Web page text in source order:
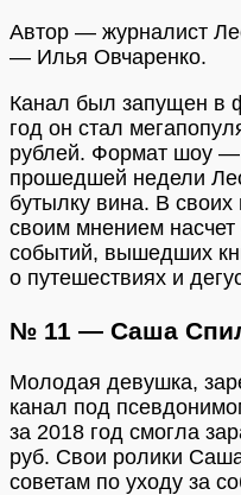
Автор — журналист
— Илья Овчаренко.
Канал был запущен в
год он стал
рублей. Формат шоу —
прошедшей недели
бутылку вина. В своих
своим мнением
событий, вышедших
о путешествиях и
№ 11 — Саша
Молодая девушка,
канал под
за 2018 год смогла
руб. Свои ролики
советам по уходу за